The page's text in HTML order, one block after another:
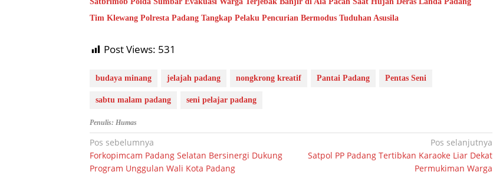
Tim Klewang Polresta Padang Tangkap Pelaku Pencurian Bermodus Tuduhan Asusila
Post Views: 531
budaya minang jelajah padang nongkrong kreatif Pantai Padang Pentas Seni
sabtu malam padang seni pelajar padang
Penulis: Humas
Navigasi
pos
Pos sebelumnya
Forkopimcam Padang Selatan Bersinergi Dukung
Program Unggulan Wali Kota Padang
Pos selanjutnya
Satpol PP Padang Tertibkan Karaoke Liar Dekat
Permukiman Warga